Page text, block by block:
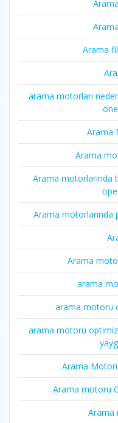
Arama
arama motorları
Arama
Arama
Arama motorlarında
Arama motorlarında
Arama
arama
arama motoru
arama motoru
Arama
Arama motoru
Arama